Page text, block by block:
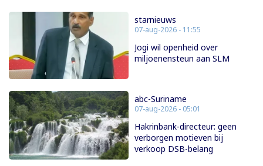
starnieuws
07-aug-2026 - 11:55
Jogi wil openheid over
miljoenensteun aan SLM
abc-Suriname
07-aug-2026 - 05:01
Hakrinbank-directeur: geen
verborgen motieven bij
verkoop DSB-belang